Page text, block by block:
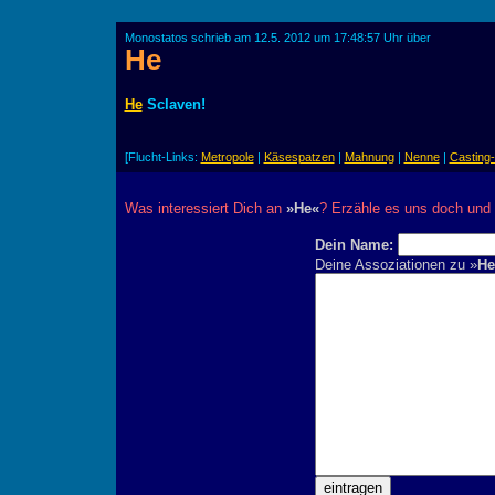
Monostatos schrieb am 12.5. 2012 um 17:48:57 Uhr über
He
HeSclaven!
[Flucht-Links: Metropole| Käsespatzen| Mahnung| Nenne|
Was interessiert Dich an »He«? Erzähle es uns doch
Dein Name:
Deine Assoziationen zu »He